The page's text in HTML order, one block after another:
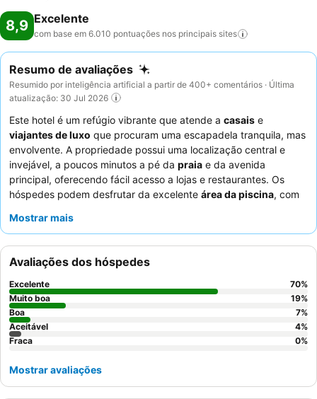
8,9 Excelente
com base em 6.010 pontuações nos principais sites
Resumo de avaliações
Resumido por inteligência artificial a partir de 400+ comentários · Última
atualização: 30 Jul 2026
Este hotel é um refúgio vibrante que atende a casais e
viajantes de luxo que procuram uma escapadela tranquila, mas
envolvente. A propriedade possui uma localização central e
invejável, a poucos minutos a pé da praia e da avenida
principal, oferecendo fácil acesso a lojas e restaurantes. Os
hóspedes podem desfrutar da excelente área da piscina, com
juntamente com um ginásio bem equipado e piscina interior. O
simpatia e atenção, complementando as ofertas culinárias
altamente avaliadas, que incluem extensos buffets de pequeno-
almoço e jantar com
e estações de
show-cooking. Para uma experiência verdadeiramente
relaxante, considere um quarto com roupões e chinelos para um
toque adicional de luxo.
Mostrar mais
Avaliações dos hóspedes
Excelente 70%
Muito boa
19%
Boa
7%
Aceitável
4%
Fraca
0%
Mostrar avaliações